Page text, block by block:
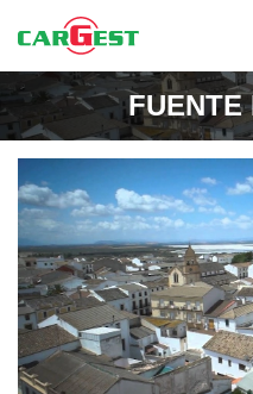
FUENTE